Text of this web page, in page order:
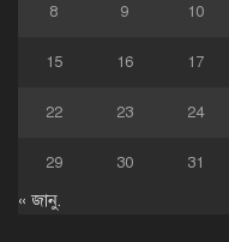
8 9 10
15 16 17
22 23 24
29 30 31
« জানু.